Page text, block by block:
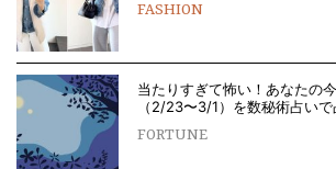
FASHION
当たりすぎて怖い！あなたの
（2/23〜3/1）を数秘術占い
FORTUNE